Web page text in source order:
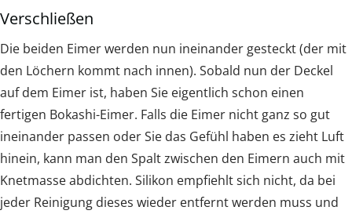
Verschließen
Die beiden Eimer werden nun ineinander gesteckt (der mit
den Löchern kommt nach innen). Sobald nun der Deckel
auf dem Eimer ist, haben Sie eigentlich schon einen
fertigen Bokashi-Eimer. Falls die Eimer nicht ganz so gut
ineinander passen oder Sie das Gefühl haben es zieht Luft
hinein, kann man den Spalt zwischen den Eimern auch mit
Knetmasse abdichten. Silikon empfiehlt sich nicht, da bei
jeder Reinigung dieses wieder entfernt werden muss und